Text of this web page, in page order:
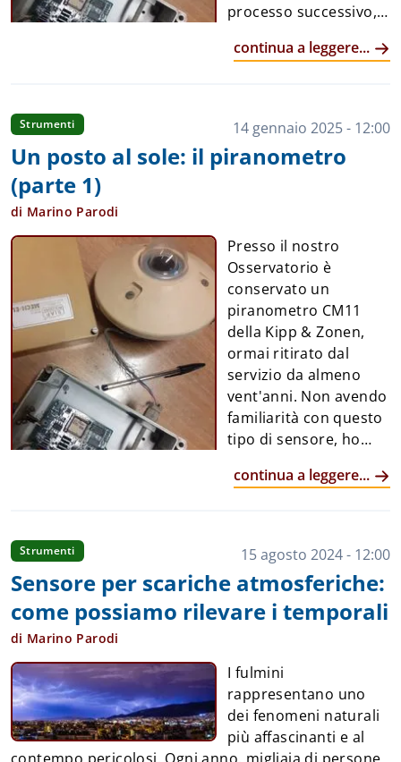
processo successivo,
elettrico – davvero
al metro quadrato) – possa essere trasportato su
lunghe distanze. Ad esempio, con un'irradiazione di
1000 Watt al metro quadrato, il segnale raggiunge
appena i 4,4 milliVolt, un valore estremamente
ridotto.
diversi metri, dato che il piranometro è solitamente
posizionato su un tetto, lontano dagli apparati di
memorizzazione dati, come data logger e centraline.
Presso il nostro Osservatorio è pres...
continua a leggere...
Strumenti 14 gennaio 2025 - 12:00
Un posto al sole: il piranometro
(parte 1)
di Marino Parodi
Presso il nostro
Osservatorio è
conservato un
piranometro CM11
della Kipp & Zonen,
ormai ritirato dal
servizio da almeno
vent'anni. Non avendo
familiarità con questo
tipo di sensore, ho
ricerche per
possano essere utili o interessanti anche ad altri.Fig.
1 - Piranometro CM11, come figura sulla brochure
World Meteorological Organization (WMO) descrive il
piranometro come uno strumento "per misurare la
radiazione solare da un angolo solido di 2π
superficie piana”.
In parole più semplici, il piranometro misura quanta
energia solare arriva sulla superficie terrestre in un
dato momento, espressa come potenza per unità di
continua a leggere...
Strumenti 15 agosto 2024 - 12:00
Sensore per scariche atmosferiche:
come possiamo rilevare i temporali
di Marino Parodi
I fulmini
rappresentano uno
dei fenomeni naturali
più affascinanti e al